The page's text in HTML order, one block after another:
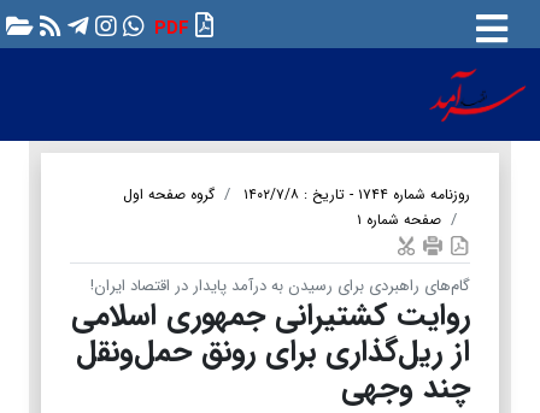
PDF
روزنامه شماره ۱۷۴۴ - تاریخ : ۱۴۰۲/۷/۸
گروه صفحه اول
صفحه شماره ۱
گام‌های راهبردی برای رسیدن به درآمد پایدار در اقتصاد ایران!
روایت کشتیرانی جمهوری اسلامی
از ریل‌گذاری برای رونق حمل‌و‌نقل
چند وجهی